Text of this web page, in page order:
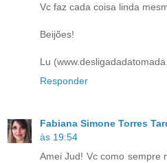
Vc faz cada coisa linda
Beijões!
Lu
Responder
Fabiana Simone Torres
às 19:54
Amei Jud! Vc como sempre